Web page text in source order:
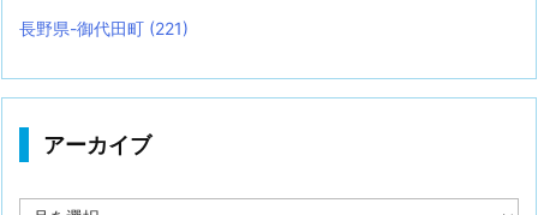
長野県-御代田町 (221)
アーカイブ